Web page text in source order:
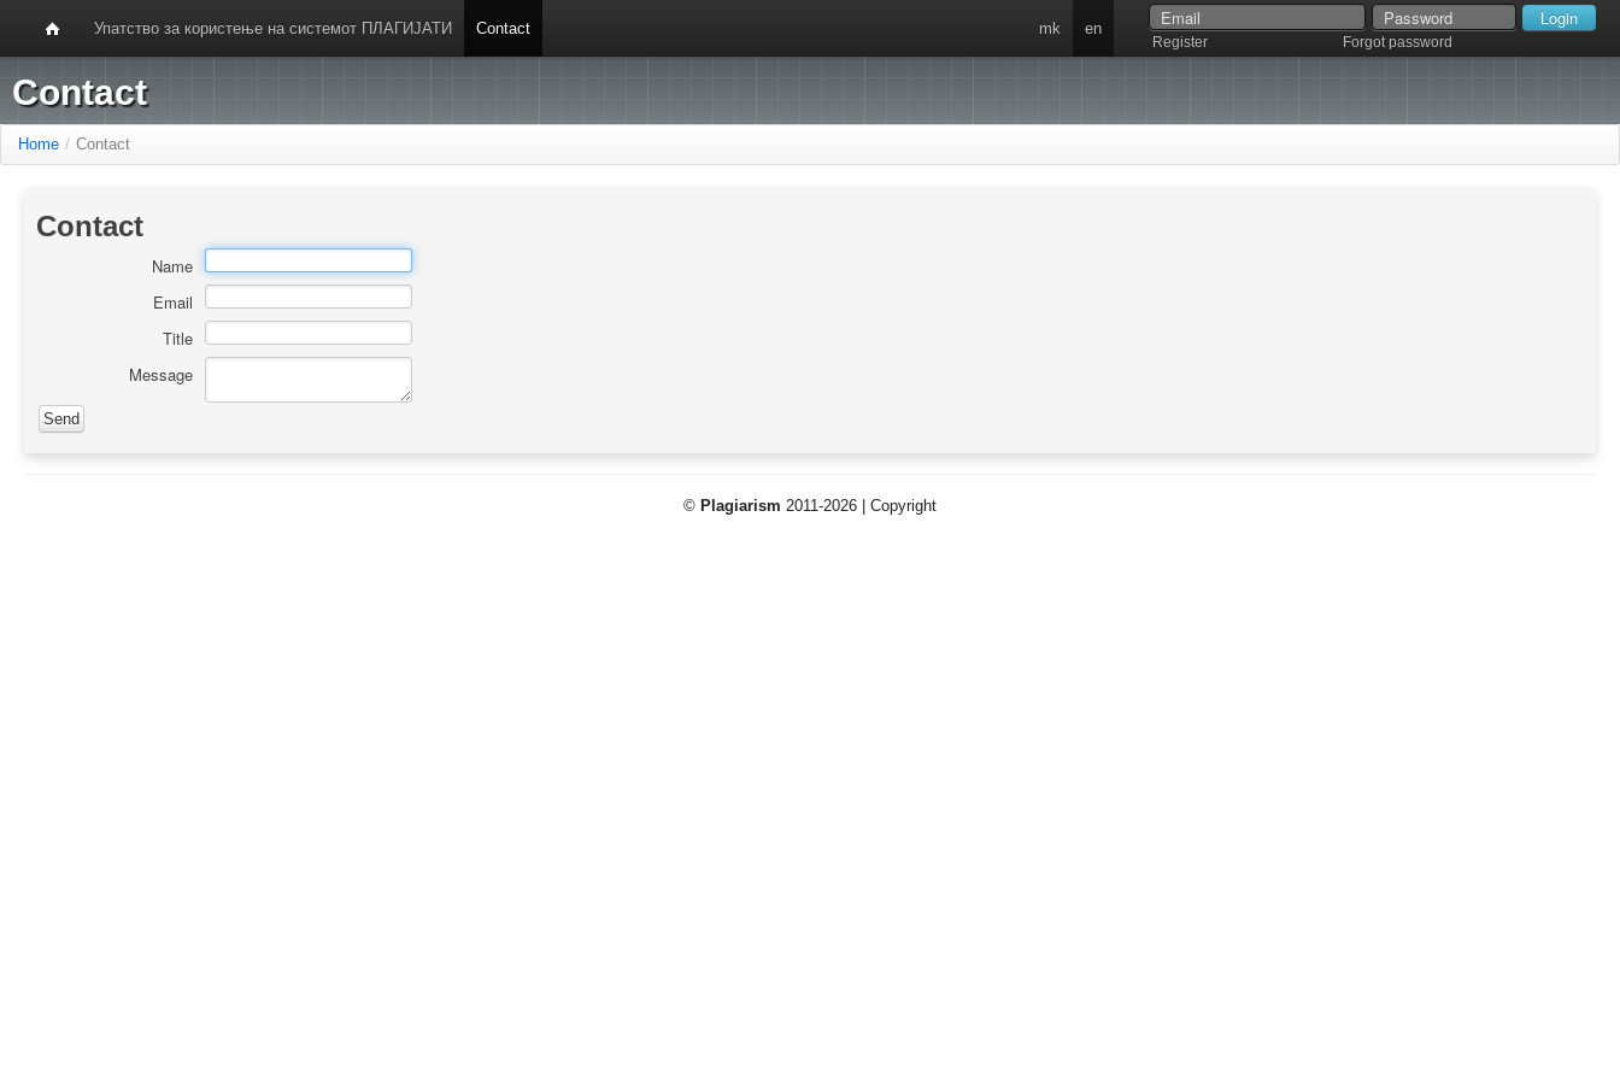
Упатство за користење на системот ПЛАГИЈАТИ Contact
Register Forgot password
mk en
Contact
Home / Contact
Contact
Name
Email
Title
Message
© Plagiarism 2011-2026 | Copyright